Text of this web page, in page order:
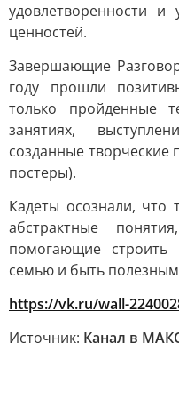
удовлетворенности
ценностей.
Завершающие
году прошли
только пройденные
занятиях,
созданные творческие
постеры).
Кадеты осознали, что
абстрактные
помогающие строить
семью и быть полезным
https://vk.ru/wall-
Источник: Канал в